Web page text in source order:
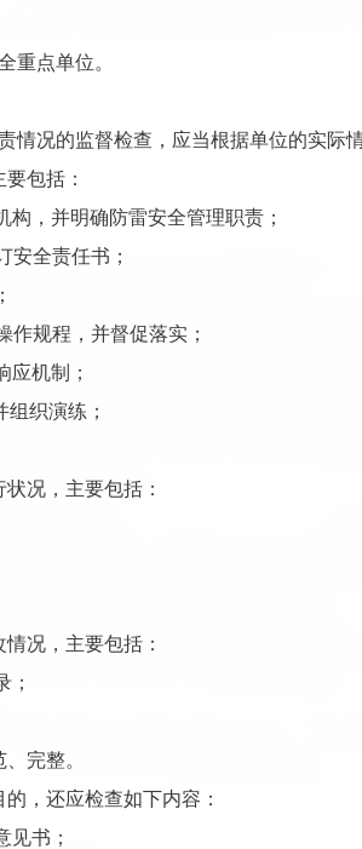
重点单位。
情况的监督检查，应当根据单位的实际
包括：
构，并明确防雷安全管理职责；
安全责任书；
作规程，并督促落实；
应机制；
织演练；
况，主要包括：
况，主要包括：
；
完整。
的，还应检查如下内容：
见书；